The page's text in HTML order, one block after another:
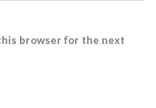
browser for the next